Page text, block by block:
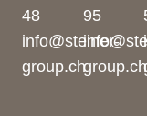
48
info@steiner-
group.ch
95
group.ch